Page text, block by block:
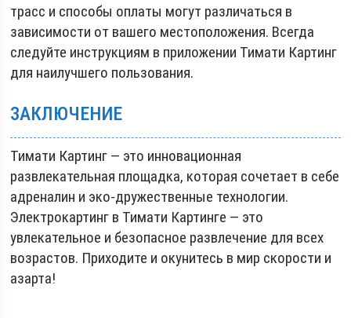
трасс и способы оплаты могут различаться в
зависимости от вашего местоположения. Всегда
следуйте инструкциям в приложении Тимати Картинг
для наилучшего пользования.
ЗАКЛЮЧЕНИЕ
Тимати Картинг — это инновационная
развлекательная площадка, которая сочетает в себе
адреналин и эко-дружественные технологии.
Электрокартинг в Тимати Картинге — это
увлекательное и безопасное развлечение для всех
возрастов. Приходите и окунитесь в мир скорости и
азарта!